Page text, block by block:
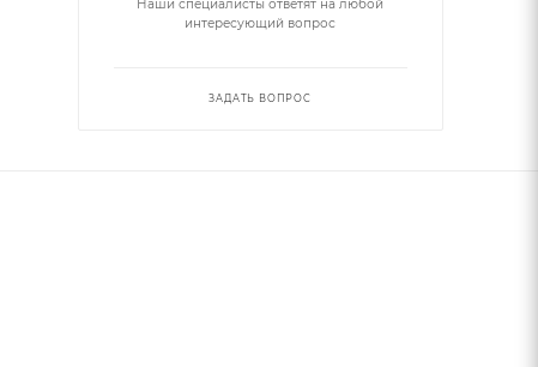
Наши специалисты ответят на любой
интересующий вопрос
ЗАДАТЬ ВОПРОС